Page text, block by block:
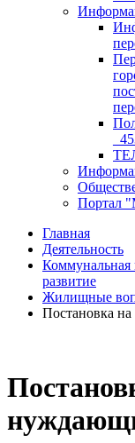
Портал
Главная
Деятельность
Коммунальная
развитие
Жилищные
Постановка